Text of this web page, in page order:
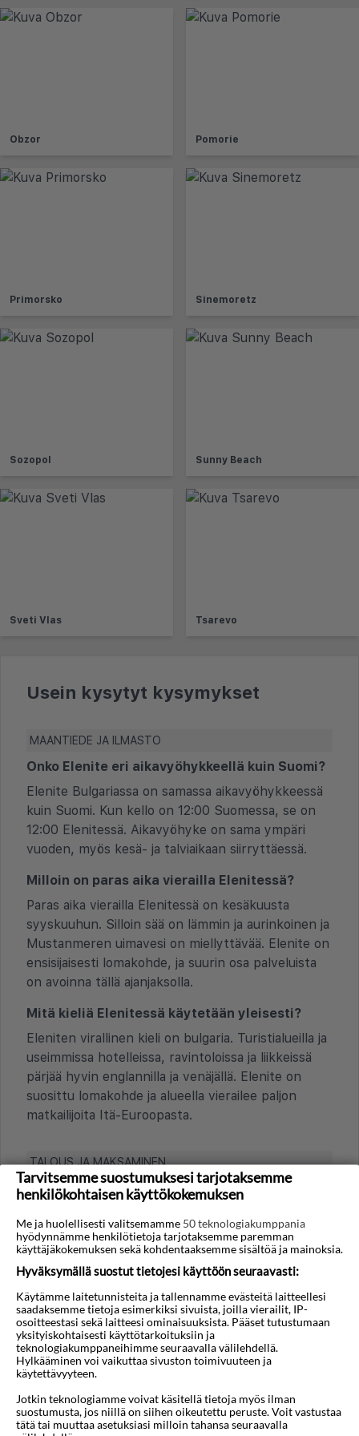
Obzor Pomorie
Primorsko Sinemoretz
Sozopol Sunny Beach
Sveti Vlas Tsarevo
Usein kysytyt kysymykset
MAANTIEDE JA ILMASTO
Onko Elenite eri aikavyöhykkeellä kuin Suomi?
Elenite Bulgariassa on samassa aikavyöhykkeessä
kuin Suomi. Kun kello on 12:00 Suomessa, se on
12:00 Elenitessä. Aikavyöhyke on sama ympäri
vuoden, myös kesä- ja talviaikaan siirryttäessä.
Milloin on paras aika vierailla Elenitessä?
Paras aika vierailla Elenitessä on kesäkuusta
syyskuuhun. Silloin sää on lämmin ja aurinkoinen ja
Mustanmeren uimavesi on miellyttävää. Elenite on
ensisijaisesti lomakohde, ja suurin osa palveluista
on avoinna tällä ajanjaksolla.
Mitä kieliä Elenitessä käytetään yleisesti?
Eleniten virallinen kieli on bulgaria. Turistialueilla ja
useimmissa hotelleissa, ravintoloissa ja liikkeissä
pärjää hyvin englannilla ja venäjällä. Elenite on
suosittu lomakohde ja alueella vierailee paljon
matkailijoita Itä-Euroopasta.
TALOUS JA MAKSAMINEN
Millainen yleinen hintataso on?
verrattuna Suomeen. Elintarvikkeet, ulkona
syöminen ja paikalliset palvelut ovat yleensä hyvin
edullisia. Elenite on lomakohde, jossa on paljon all
inclusive hotelleja. Hinnat ovat kohtuulliset ja
tyypillisiä Bulgarian Mustanmeren rannikolle.
Onko turistiveroja tai lisämaksuja esimerkiksi
hotelliyöpymisestä?
Elenitessä tai Bulgariassa ei yleensä ole erillistä
virallista turistiveroa. Hotellihinta sisältää usein
verot ja maksut, mutta kannattaa tarkistaa, onko
Tarvitsemme suostumuksesi tarjotaksemme
henkilökohtaisen käyttökokemuksen
Me ja huolellisesti valitsemamme 50 teknologiakumppania
hyödynnämme henkilötietoja tarjotaksemme paremman
käyttäjäkokemuksen sekä kohdentaaksemme sisältöä ja mainoksia.
Hyväksymällä suostut tietojesi käyttöön seuraavasti:
Käytämme laitetunnisteita ja tallennamme evästeitä laitteellesi
saadaksemme tietoja esimerkiksi sivuista, joilla vierailit, IP-
osoitteestasi sekä laitteesi ominaisuuksista. Pääset tutustumaan
yksityiskohtaisesti käyttötarkoituksiin ja
teknologiakumppaneihimme seuraavalla välilehdellä.
Hylkääminen voi vaikuttaa sivuston toimivuuteen ja
käytettävyyteen.
Jotkin teknologiamme voivat käsitellä tietoja myös ilman
suostumusta, jos niillä on siihen oikeutettu peruste. Voit vastustaa
tätä tai muuttaa asetuksiasi milloin tahansa seuraavalla